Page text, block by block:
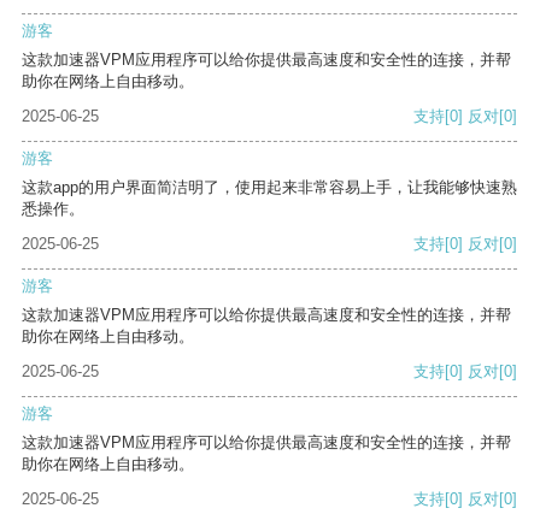
游客
这款加速器VPM应用程序可以给你提供最高速度和安全性的连接，并帮
助你在网络上自由移动。
2025-06-25
支持[0] 反对[0]
游客
这款app的用户界面简洁明了，使用起来非常容易上手，让我能够快速熟
悉操作。
2025-06-25
支持[0] 反对[0]
游客
这款加速器VPM应用程序可以给你提供最高速度和安全性的连接，并帮
助你在网络上自由移动。
2025-06-25
支持[0] 反对[0]
游客
这款加速器VPM应用程序可以给你提供最高速度和安全性的连接，并帮
助你在网络上自由移动。
2025-06-25
支持[0] 反对[0]